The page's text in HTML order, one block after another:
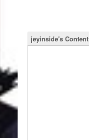
jeyinside's Content